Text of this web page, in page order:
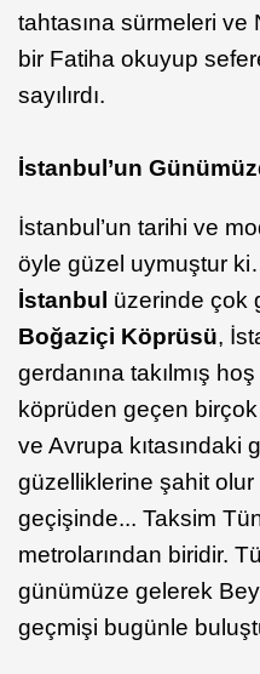
tahtasına sürmeleri
bir Fatiha okuyup
sayılırdı.
İstanbul’un
İstanbul’un tarihi ve
öyle güzel uymuştur
İstanbul üzerinde çok
Boğaziçi Köprüsü,
gerdanına takılmış
köprüden geçen
ve Avrupa kıtasındaki
güzelliklerine şahit
geçişinde... Taksim
metrolarından biridir.
günümüze gelerek
geçmişi bugünle